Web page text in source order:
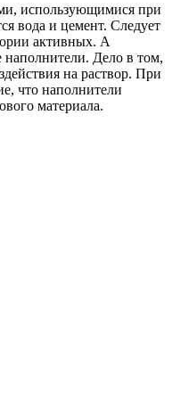
использующимися при
вода и цемент. Следует
активных. А
Дело в том,
на раствор. При
что наполнители
материала.